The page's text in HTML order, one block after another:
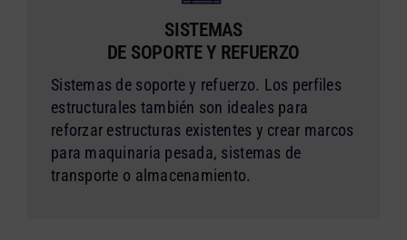
SISTEMAS
DE SOPORTE Y REFUERZO
Sistemas de soporte y refuerzo. Los perfiles
estructurales también son ideales para
reforzar estructuras existentes y crear marcos
para maquinaria pesada, sistemas de
transporte o almacenamiento.